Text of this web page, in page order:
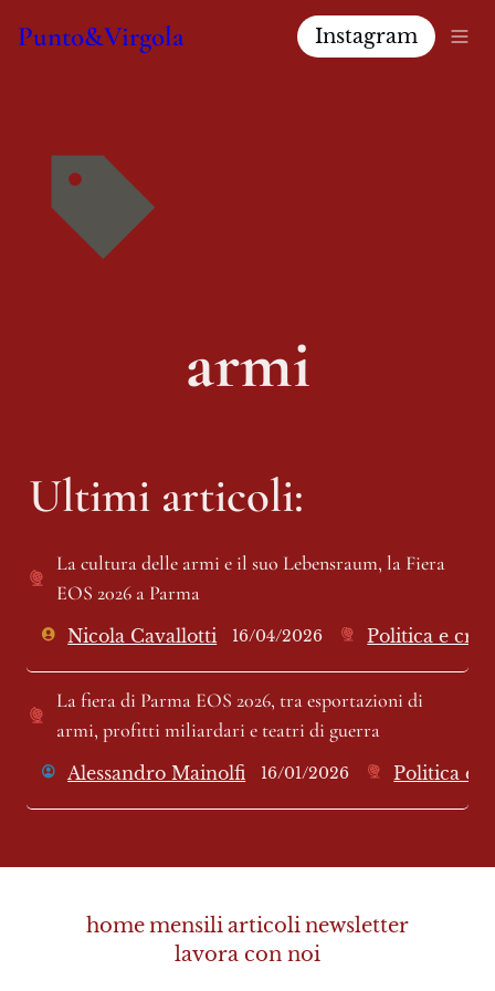
Punto&Virgola Instagram
armi
Ultimi articoli:
La cultura delle armi e il suo Lebensraum, la Fiera
EOS 2026 a Parma
Nicola Cavallotti 16/04/2026 Politica e
La fiera di Parma EOS 2026, tra esportazioni di
armi, profitti miliardari e teatri di guerra
Alessandro Mainolfi 16/01/2026 Politica e
homemensiliarticolinewsletter
lavora con noi